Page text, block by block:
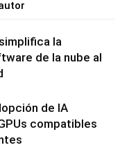
la
de la nube al
de IA
compatibles